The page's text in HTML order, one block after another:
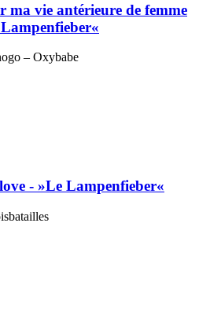
ma vie antérieure de femme
– Oxybabe
- »Le Lampenfieber«